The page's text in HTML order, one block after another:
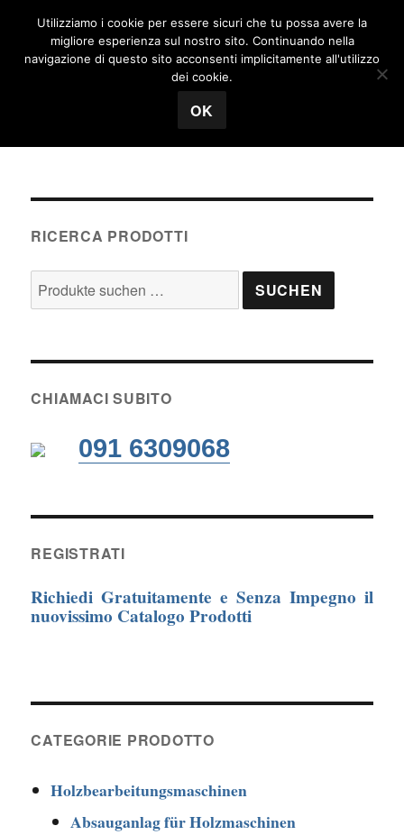
Tecnosuisse
MENÜ
RICERCA PRODOTTI
Suche
nach:
SUCHEN
CHIAMACI SUBITO
091 6309068
REGISTRATI
Richiedi Gratuitamente e Senza Impegno il
nuovissimo Catalogo Prodotti
CATEGORIE PRODOTTO
Holzbearbeitungsmaschinen
Absauganlag für Holzmaschinen
Utilizziamo i cookie per essere sicuri che tu possa avere la
migliore esperienza sul nostro sito. Continuando nella
navigazione di questo sito acconsenti implicitamente all'utilizzo
dei cookie.
OK